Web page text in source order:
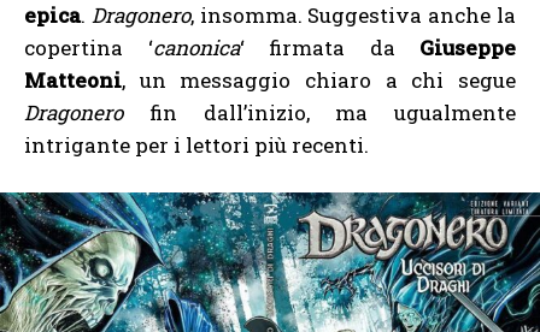
epica. Dragonero, insomma. Suggestiva anche la
copertina ‘canonica‘ firmata da Giuseppe
Matteoni, un messaggio chiaro a chi segue
Dragonerofin dall’inizio, ma ugualmente
intrigante per i lettori più recenti.